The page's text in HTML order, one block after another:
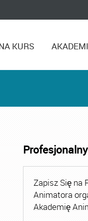
KURS
Kurs Animatora
Zapisz Się na
Animatora
Akademię